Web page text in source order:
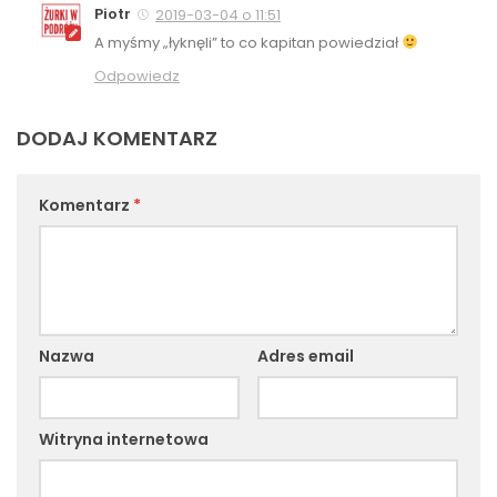
Piotr
2019-03-04 o 11:51
A myśmy „łyknęli” to co kapitan powiedział
Odpowiedz
DODAJ KOMENTARZ
Komentarz *
Nazwa Adres email
Witryna internetowa